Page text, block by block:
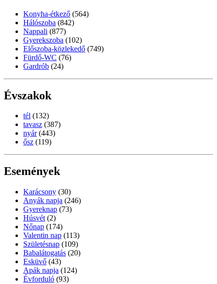
Konyha-étkező (564)
Hálószoba (842)
Nappali (877)
Gyerekszoba (102)
Előszoba-közlekedő (749)
Fürdő-WC (76)
Gardrób (24)
Évszakok
tél (132)
tavasz (387)
nyár (443)
ősz (119)
Események
Karácsony (30)
Anyák napja (246)
Gyereknap (73)
Húsvét (2)
Nőnap (174)
Valentin nap (113)
Születésnap (109)
Babalátogatás (20)
Esküvő (43)
Apák napja (124)
Évforduló (93)